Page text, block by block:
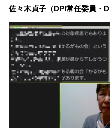
佐々木貞子（DPI常任委員・